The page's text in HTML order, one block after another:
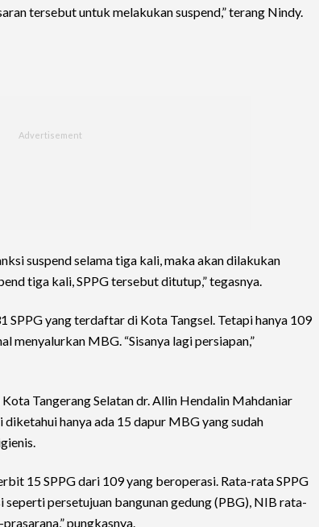
tersebut untuk melakukan suspend,” terang Nindy.
suspend selama tiga kali, maka akan dilakukan
tiga kali, SPPG tersebut ditutup,” tegasnya.
SPPG yang terdaftar di Kota Tangsel. Tetapi hanya 109
menyalurkan MBG. “Sisanya lagi persiapan,”
Tangerang Selatan dr. Allin Hendalin Mahdaniar
hanya ada 15 dapur MBG yang sudah
15 SPPG dari 109 yang beroperasi. Rata-rata SPPG
persetujuan bangunan gedung (PBG), NIB rata-
pungkasnya.